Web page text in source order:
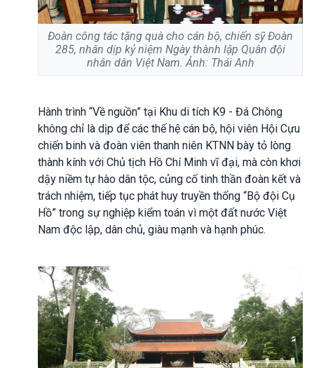
Đoàn công tác tặng quà cho cán bộ, chiến sỹ Đoàn
285, nhân dịp kỷ niệm Ngày thành lập Quân đội
nhân dân Việt Nam. Ảnh: Thái Anh
Hành trình “Về nguồn” tại Khu di tích K9 - Đá Chông
không chỉ là dịp để các thế hệ cán bộ, hội viên Hội Cựu
chiến binh và đoàn viên thanh niên KTNN bày tỏ lòng
thành kính với Chủ tịch Hồ Chí Minh vĩ đại, mà còn khơi
dậy niềm tự hào dân tộc, củng cố tinh thần đoàn kết và
trách nhiệm, tiếp tục phát huy truyền thống “Bộ đội Cụ
Hồ” trong sự nghiệp kiểm toán vì một đất nước Việt
Nam độc lập, dân chủ, giàu mạnh và hạnh phúc.